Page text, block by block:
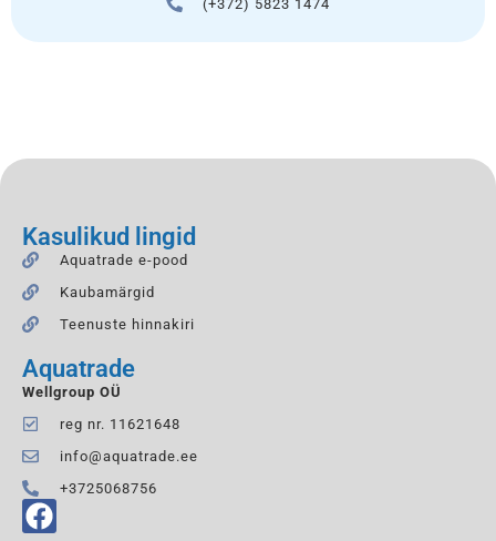
(+372) 5823 1474
Kasulikud lingid
Aquatrade e-pood
Kaubamärgid
Teenuste hinnakiri
Aquatrade
Wellgroup OÜ
reg nr. 11621648
info@aquatrade.ee
+3725068756